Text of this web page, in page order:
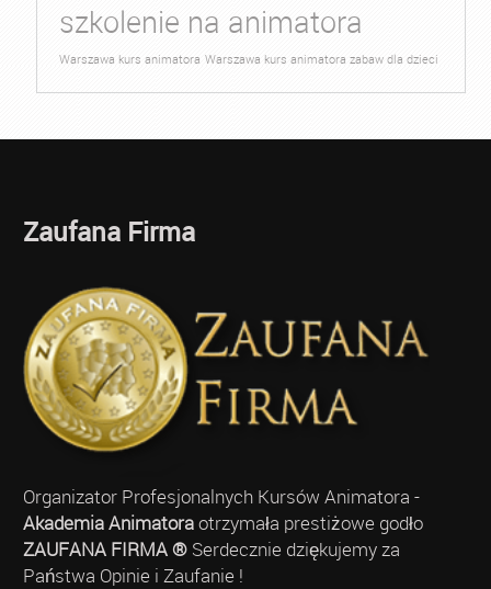
szkolenie na animatora
Warszawa kurs animatora Warszawa kurs animatora zabaw dla dzieci
Zaufana Firma
Organizator Profesjonalnych Kursów Animatora -
Akademia Animatoraotrzymała prestiżowe godło
ZAUFANA FIRMA ®Serdecznie dziękujemy za
Państwa Opinie i Zaufanie !